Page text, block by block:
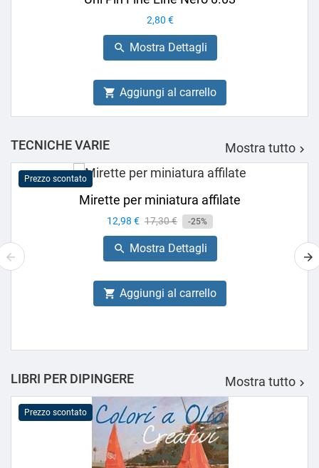
Prezzo
2,80 €
 Mostra Dettagli
 Aggiungi al carrello
TECNICHE VARIE Mostra tutto 
Prezzo scontato
Mirette per miniatura affilate
Prezzo
12,98 € Prezzo
base
17,30 € -25%
 Mostra Dettagli
 Aggiungi al carrello
LIBRI PER DIPINGERE Mostra tutto 
Prezzo scontato